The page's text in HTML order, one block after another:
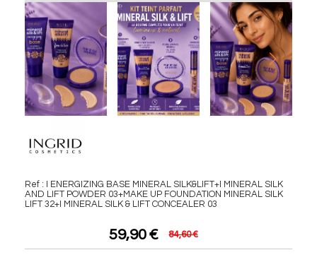
Ref : I ENERGIZING BASE MINERAL SILK&LIFT+I MINERAL SILK
AND LIFT POWDER 03+MAKE UP FOUNDATION MINERAL SILK
LIFT 32+I MINERAL SILK & LIFT CONCEALER 03
59,90€ 84,60€